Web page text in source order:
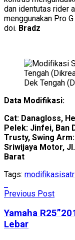
dan identutas rider
menggunakan Pro
doi. Bradz
Dek Tengah
Data Modifikasi:
Cat: Danagloss,
Pelek: Jinfei, Ban
Trusty, Swing
Sriwijaya Motor,
Barat
Tags: modifikasi
Previous Post
Yamaha
Lebar